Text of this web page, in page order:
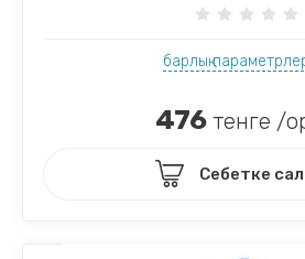
барлық
476тенге /
Себетке